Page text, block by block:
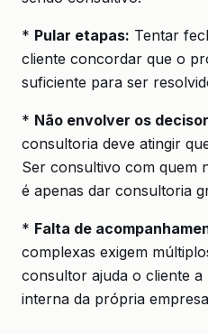
* Pular etapas: Tentar
cliente concordar que o
suficiente para ser
* Não envolver os
consultoria deve atingir
Ser consultivo com quem
é apenas dar consultoria
* Falta de
complexas exigem
consultor ajuda o cliente
interna da própria